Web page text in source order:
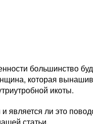
большинство
которая
икоты.
является ли это